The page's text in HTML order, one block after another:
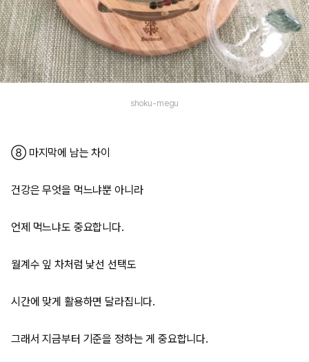
shoku-megu
⑧ 마지막에 남는 차이
건강은 무엇을 먹느냐뿐 아니라
언제 먹느냐도 중요합니다.
월계수 잎 차처럼 낯선 선택도
시간에 맞게 활용하면 달라집니다.
그래서 지금부터 기준을 정하는 게 중요합니다.